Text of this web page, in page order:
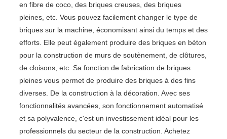
en fibre de coco, des briques creuses, des briques
pleines, etc. Vous pouvez facilement changer le type de
briques sur la machine, économisant ainsi du temps et des
efforts. Elle peut également produire des briques en béton
pour la construction de murs de soutènement, de clôtures,
de cloisons, etc. Sa fonction de fabrication de briques
pleines vous permet de produire des briques à des fins
diverses. De la construction à la décoration. Avec ses
fonctionnalités avancées, son fonctionnement automatisé
et sa polyvalence, c'est un investissement idéal pour les
professionnels du secteur de la construction. Achetez